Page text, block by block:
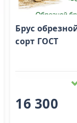
Брус
сорт ГОСТ
16 300